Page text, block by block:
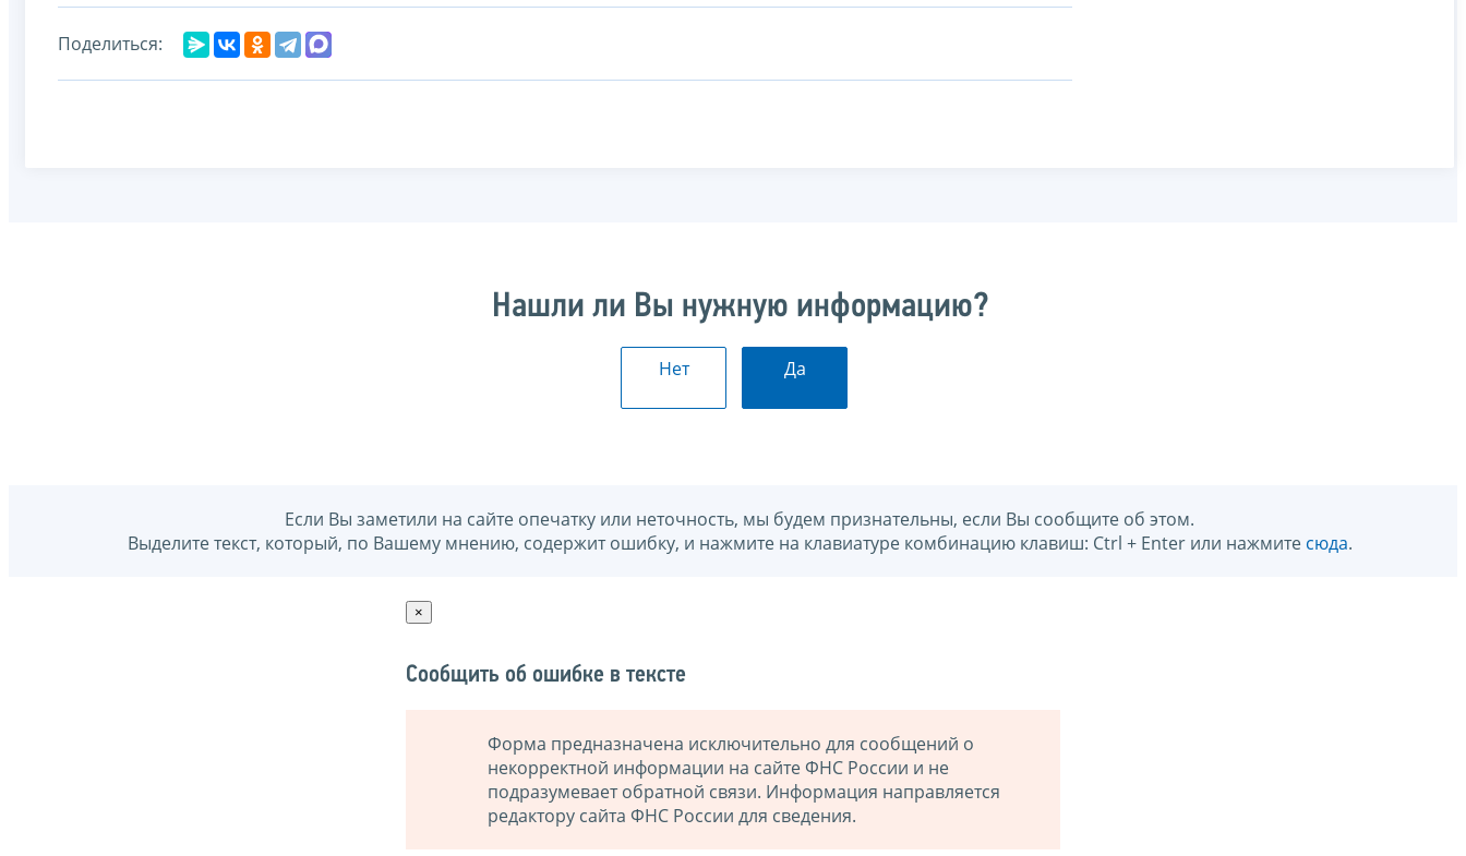
Поделиться:
Нашли ли Вы нужную информацию?
Нет Да
Если Вы заметили на сайте опечатку или неточность, мы будем признательны, если Вы сообщите об этом.
Выделите текст, который, по Вашему мнению, содержит ошибку, и нажмите на клавиатуре комбинацию клавиш: Ctrl + Enter или нажмите сюда.
×
Сообщить об ошибке в тексте
Форма предназначена исключительно для сообщений о
некорректной информации на сайте ФНС России и не
подразумевает обратной связи. Информация направляется
редактору сайта ФНС России для сведения.